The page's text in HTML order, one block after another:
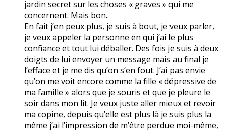
jardin secret sur les choses « graves » qui me
concernent. Mais bon..
En fait j’en peux plus, je suis à bout, je veux parler,
je veux appeler la personne en qui j’ai le plus
confiance et tout lui déballer. Des fois je suis à deux
doigts de lui envoyer un message mais au final je
l’efface et je me dis qu’on s’en fout. J’ai pas envie
qu’on me voit encore comme la fille « dépressive de
ma famille » alors que je souris et que je pleure le
soir dans mon lit. Je veux juste aller mieux et revoir
ma copine, depuis qu’elle est plus là je suis plus la
même j’ai l’impression de m’être perdue moi-même,